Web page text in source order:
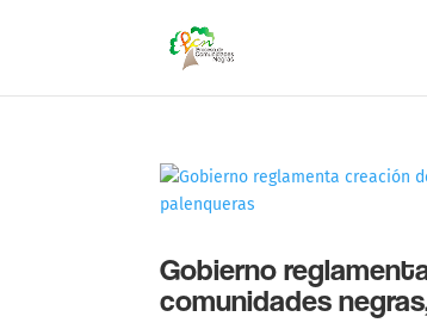
Gobierno
comunidades